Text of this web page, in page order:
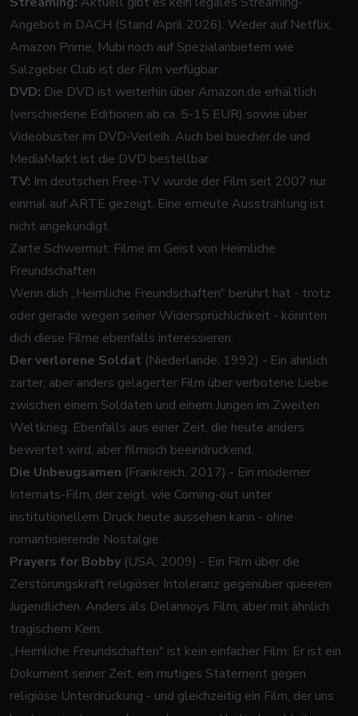
Angebot in DACH (Stand April 2026). Weder auf Netflix,
Amazon Prime, Mubi noch auf Spezialanbietern wie
Salzgeber Club ist der Film verfügbar.
DVD: Die DVD ist weiterhin über Amazon.de erhältlich
(verschiedene Editionen ab ca. 5-15 EUR) sowie über
Videobuster im DVD-Verleih. Auch bei buecher.de und
MediaMarkt ist die DVD bestellbar.
TV: Im deutschen Free-TV wurde der Film seit 2007 nur
einmal auf ARTE gezeigt. Eine erneute Ausstrahlung ist
nicht angekündigt.
Zarte Schwermut: Filme im Geist von Heimliche
Freundschaften
Wenn dich „Heimliche Freundschaften" berührt hat - trotz
oder gerade wegen seiner Widersprüchlichkeit - könnten
dich diese Filme ebenfalls interessieren:
Der verlorene Soldat (Niederlande, 1992) - Ein ähnlich
zarter, aber anders gelagerter Film über verbotene Liebe
zwischen einem Soldaten und einem Jungen im Zweiten
Weltkrieg. Ebenfalls aus einer Zeit, die heute anders
bewertet wird, aber filmisch beeindruckend.
Die Unbeugsamen (Frankreich, 2017) - Ein moderner
Internats-Film, der zeigt, wie Coming-out unter
institutionellem Druck heute aussehen kann - ohne
romantisierende Nostalgie.
Prayers for Bobby (USA, 2009) - Ein Film über die
Zerstörungskraft religiöser Intoleranz gegenüber queeren
Jugendlichen. Anders als Delannoys Film, aber mit ähnlich
tragischem Kern.
„Heimliche Freundschaften" ist kein einfacher Film. Er ist ein
Dokument seiner Zeit, ein mutiges Statement gegen
religiöse Unterdrückung - und gleichzeitig ein Film, der uns